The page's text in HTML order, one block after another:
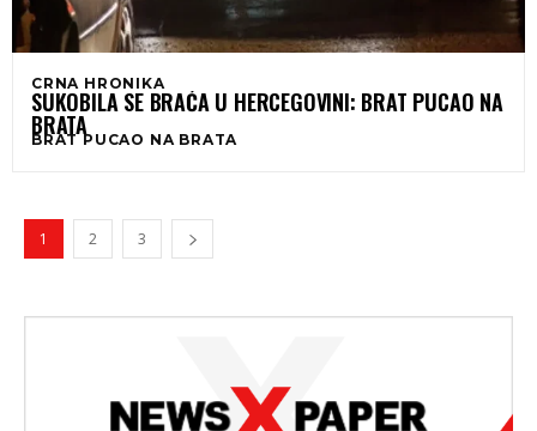
CRNA HRONIKA
SUKOBILA SE BRAĆA U HERCEGOVINI: BRAT PUCAO NA
BRATA
BRAT PUCAO NA BRATA
1 2 3